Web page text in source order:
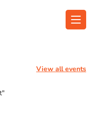
View all events